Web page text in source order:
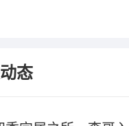
态